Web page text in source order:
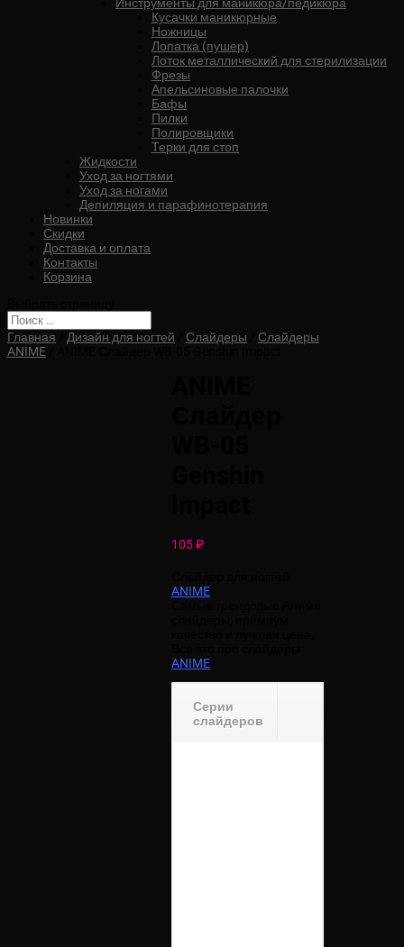
Кусачки маникюрные
Ножницы
Лопатка (пушер)
Лоток металлический для стерилизации
Фрезы
Апельсиновые палочки
Бафы
Пилки
Полировщики
Терки для стоп
Жидкости
Уход за ногтями
Уход за ногами
Депиляция и парафинотерапия
Новинки
Скидки
Доставка и оплата
Контакты
Корзина
Главная Дизайн для ногтей Слайдеры
Слайдеры
ANIME
105₽
ANIME.
ANIME.
Серии
слайдеров